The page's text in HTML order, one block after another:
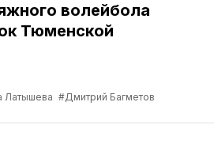
волейбола
Тюменской
Латышева #Дмитрий Багметов